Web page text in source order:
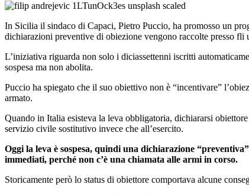
In Sicilia il sindaco di Capaci, Pietro Puccio, ha promosso un
dichiarazioni preventive di obiezione vengono raccolte presso
L’iniziativa riguarda non solo i diciassettenni iscritti
sospesa ma non abolita.
Puccio ha spiegato che il suo obiettivo non è “incentivare”
armato.
Quando in Italia esisteva la leva obbligatoria, dichiararsi
servizio civile sostitutivo invece che all’esercito.
Oggi la leva è sospesa, quindi una dichiarazione
immediati, perché non c’è una chiamata alle armi in corso.
Storicamente però lo status di obiettore comportava alcune